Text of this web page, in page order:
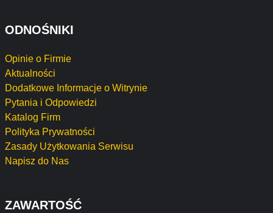
ODNOŚNIKI
Opinie o Firmie
Aktualności
Dodatkowe Informacje o Witrynie
Pytania i Odpowiedzi
Katalog Firm
Polityka Prywatności
Zasady Użytkowania Serwisu
Napisz do Nas
ZAWARTOŚĆ